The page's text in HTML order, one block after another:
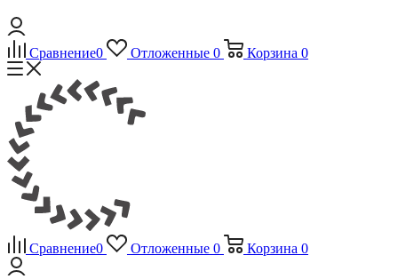
Сравнение0 Отложенные 0 Корзина 0
Сравнение0 Отложенные 0 Корзина 0